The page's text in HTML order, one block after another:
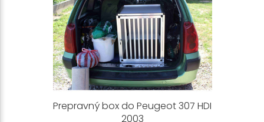
Prepravný box do Peugeot 307 HDI
2003